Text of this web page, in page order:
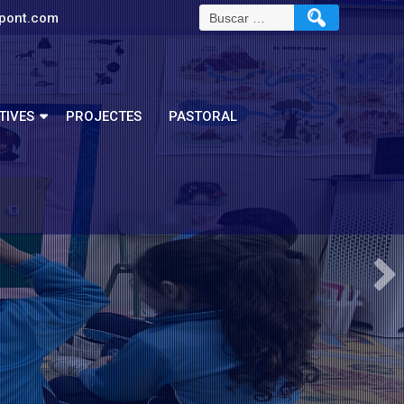
PROJECTES PASTORAL